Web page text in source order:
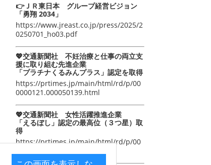
👉ＪＲ東日本 グループ経営ビジョン
「勇翔 2034」
https://www.jreast.co.jp/press/2025/2
0250701_ho03.pdf
💖交通新聞社 不妊治療と仕事の両立支
援に取り組む先進企業
「プラチナくるみんプラス」認定を取得
https://prtimes.jp/main/html/rd/p/00
0000121.000050139.html
💖交通新聞社 女性活躍推進企業
「えるぼし」認定の最高位（３つ星）取
得
https://prtimes.jp/main/html/rd/p/00